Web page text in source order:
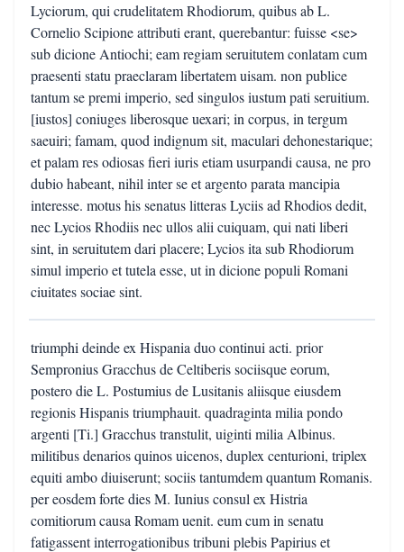
Lyciorum, qui crudelitatem Rhodiorum, quibus ab L.
Cornelio Scipione attributi erant, querebantur: fuisse <se>
sub dicione Antiochi; eam regiam seruitutem conlatam cum
praesenti statu praeclaram libertatem uisam. non publice
tantum se premi imperio, sed singulos iustum pati seruitium.
[iustos] coniuges liberosque uexari; in corpus, in tergum
saeuiri; famam, quod indignum sit, maculari dehonestarique;
et palam res odiosas fieri iuris etiam usurpandi causa, ne pro
dubio habeant, nihil inter se et argento parata mancipia
interesse. motus his senatus litteras Lyciis ad Rhodios dedit,
nec Lycios Rhodiis nec ullos alii cuiquam, qui nati liberi
sint, in seruitutem dari placere; Lycios ita sub Rhodiorum
simul imperio et tutela esse, ut in dicione populi Romani
ciuitates sociae sint.
triumphi deinde ex Hispania duo continui acti. prior
Sempronius Gracchus de Celtiberis sociisque eorum,
postero die L. Postumius de Lusitanis aliisque eiusdem
regionis Hispanis triumphauit. quadraginta milia pondo
argenti [Ti.] Gracchus transtulit, uiginti milia Albinus.
militibus denarios quinos uicenos, duplex centurioni, triplex
equiti ambo diuiserunt; sociis tantumdem quantum Romanis.
per eosdem forte dies M. Iunius consul ex Histria
comitiorum causa Romam uenit. eum cum in senatu
fatigassent interrogationibus tribuni plebis Papirius et